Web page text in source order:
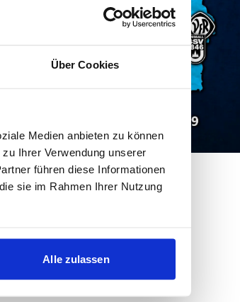
Über Cookies
Medien anbieten zu können
Ihrer Verwendung unserer
führen diese Informationen
sie im Rahmen Ihrer Nutzung
Alle zulassen
Grafik: DIE FALSCHE 9